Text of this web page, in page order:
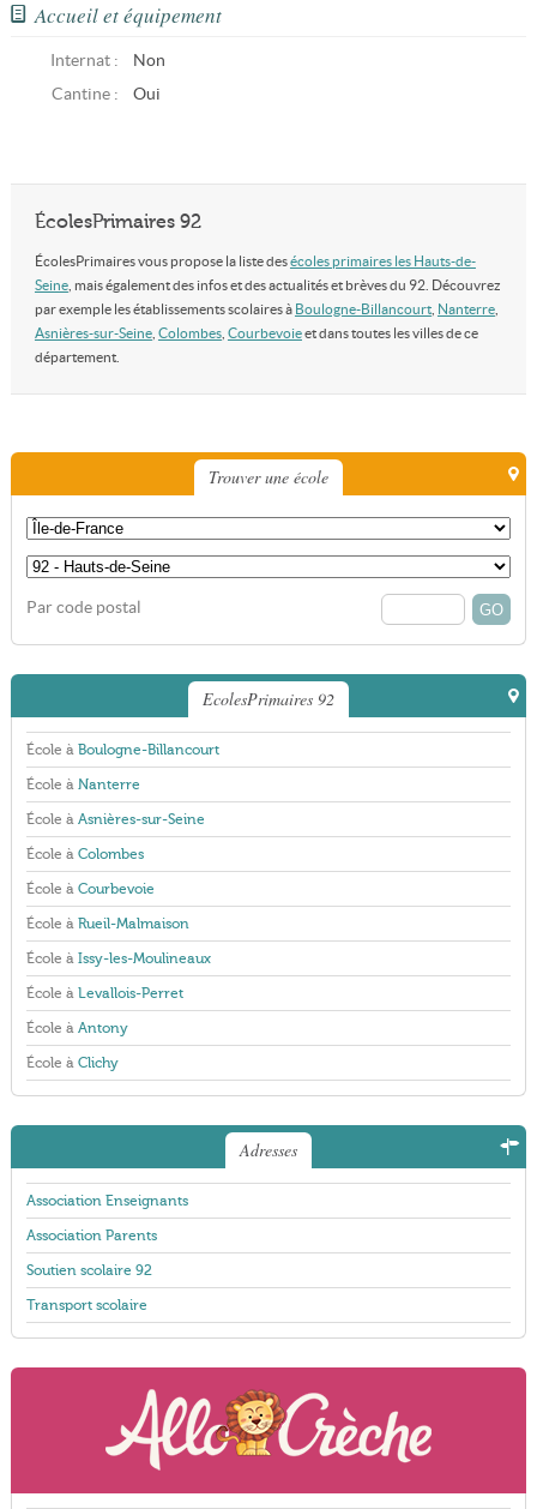
Accueil et équipement
Internat :
Non
Cantine :
Oui
ÉcolesPrimaires 92
ÉcolesPrimaires vous propose la liste desécoles primaires les Hauts-de-
Seine, mais également des infos et des actualités et brèves du 92. Découvrez
par exemple les établissements scolaires à Boulogne-Billancourt, Nanterre,
Asnières-sur-Seine, Colombes, Courbevoieet dans toutes les villes de ce
département.
Trouver une école
Par code postal
EcolesPrimaires 92
École à Boulogne-Billancourt
École à Nanterre
École à Asnières-sur-Seine
École à Colombes
École à Courbevoie
École à Rueil-Malmaison
École à Issy-les-Moulineaux
École à Levallois-Perret
École à Antony
École à Clichy
Adresses
Association Enseignants
Association Parents
Soutien scolaire 92
Transport scolaire